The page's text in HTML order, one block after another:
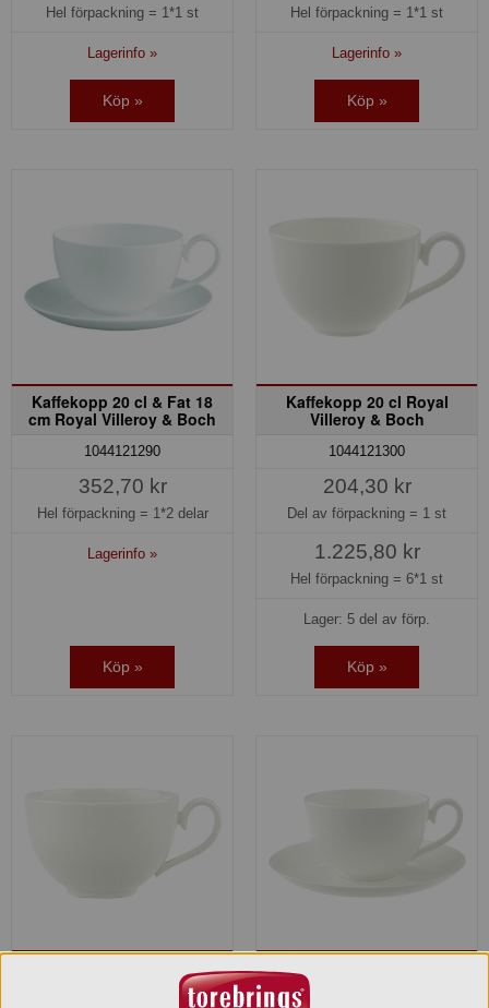
Hel förpackning = 1*1 st
Lagerinfo »
Köp »
Hel förpackning = 1*1 st
Lagerinfo »
Köp »
Kaffekopp 20 cl & Fat 18
cm Royal Villeroy & Boch
1044121290
352,70 kr
Hel förpackning = 1*2 delar
Lagerinfo »
Köp »
Kaffekopp 20 cl Royal
Villeroy & Boch
1044121300
204,30 kr
Del av förpackning = 1 st
1.225,80 kr
Hel förpackning = 6*1 st
Lager: 5 del av förp.
Köp »
Kaffekopp 26 cl L Royal
Villeroy & Boch
Kaffekopp 40 cl & Fat 18
cm Royal Villeroy & Boch